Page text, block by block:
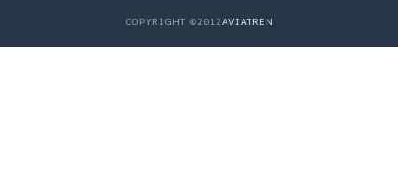
COPYRIGHT ©2012AVIATREN